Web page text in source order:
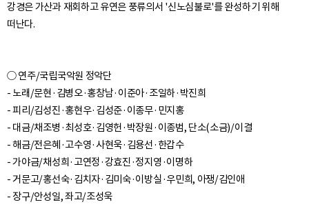
강경은 가산과 재회하고 유연은 풍류의서 '신노심불로'를 완성하기 위해
○ 연주/국립국악원 정악단
- 노래/문현·김병오·홍창남·이준아·조일하·박진희
- 피리/김성진·홍현우·김성준·이종무·민지홍
- 대금/채조병·최성호·김영헌·박장원·이종범, 단소(소금)/이결
- 해금/전은혜·고수영·사현욱·김용선·한갑수
- 가야금/채성희·고연정·강효진·정지영·이명하
- 거문고/홍선숙·김치자·김미숙·이방실·우민희, 아쟁/김인애